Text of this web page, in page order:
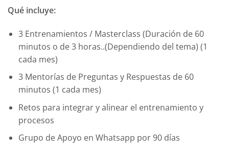
Qué incluye:
3 Entrenamientos / Masterclass (Duración de 60
minutos o de 3 horas..(Dependiendo del tema) (1
cada mes)
3 Mentorías de Preguntas y Respuestas de 60
minutos (1 cada mes)
Retos para integrar y alinear el entrenamiento y
procesos
Grupo de Apoyo en Whatsapp por 90 días